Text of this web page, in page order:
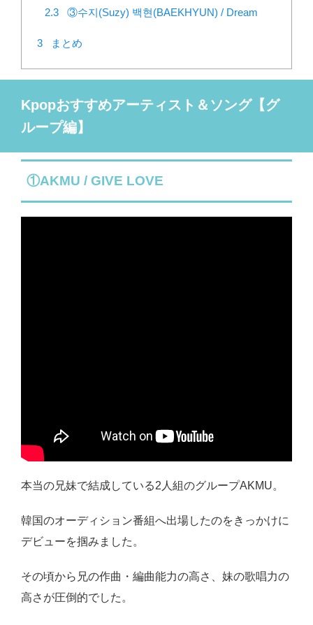
2.3 ③수지(Suzy) 백현(BAEKHYUN) / Dream
3 まとめ
Kpopおすすめアーティスト＆ソング【グ
ループ編】
①AKMU / GIVE LOVE
本当の兄妹で結成している2人組のグループAKMU。
韓国のオーディション番組へ出場したのをきっかけに
デビューを掴みました。
その頃から兄の作曲・編曲能力の高さ、妹の歌唱力の
高さが圧倒的でした。